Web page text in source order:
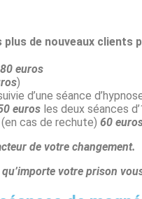
de nouveaux clients
80 euros
)
d’une séance
euros les deux séances
cas de rechute) 60
de votre changement.
votre prison